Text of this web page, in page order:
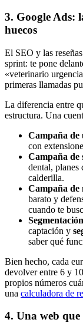
3. Google Ads:
huecos
El SEO y las
sprint: te pone
«veterinario
primeras llamadas
La diferencia entre
estructura. Una
Campaña de
con
Campaña de
dental, planes
calderilla.
Campaña de
barato y
cuando te
captación y
saber qué
Bien hecho, cada
devolver entre 6 y
propios números
una calculadora de
4. Una web